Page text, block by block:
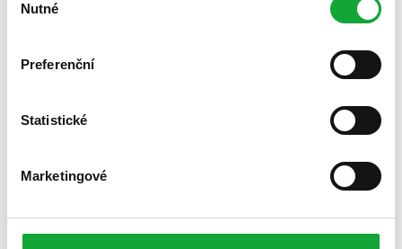
souhlasu
Nutné
Preferenční
Statistické
Marketingové